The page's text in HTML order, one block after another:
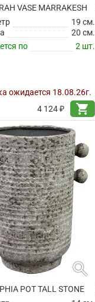
VASE MARRAKESH
19 см.
20 см.
по
2 шт.
ожидается 18.08.26г.
4 124 ₽
shopping_cart
search
POT TALL STONE